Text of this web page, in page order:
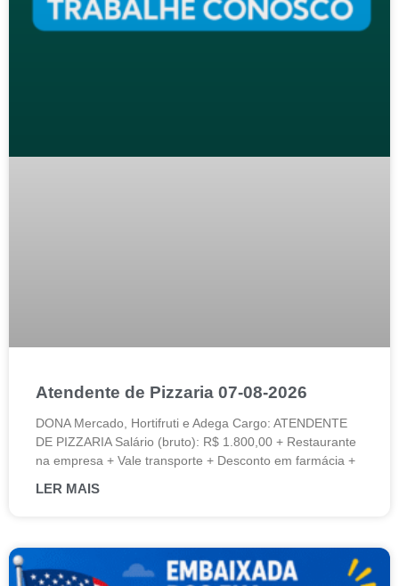
Atendente de Pizzaria 07-08-2026
DONA Mercado, Hortifruti e Adega Cargo: ATENDENTE
DE PIZZARIA Salário (bruto): R$ 1.800,00 + Restaurante
na empresa + Vale transporte + Desconto em farmácia +
LER MAIS